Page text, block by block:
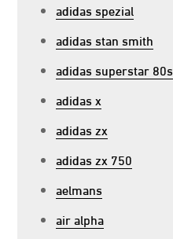
adidas spezial
adidas stan smith
adidas superstar 80s
adidas x
adidas zx
adidas zx 750
aelmans
air alpha